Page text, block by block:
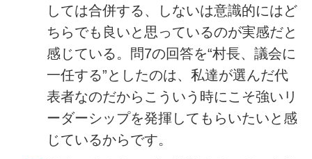
しては合併する、しないは意識的にはど
ちらでも良いと思っているのが実感だと
感じている。問7の回答を“村長、議会に
一任する”としたのは、私達が選んだ代
表者なのだからこういう時にこそ強いリ
ーダーシップを発揮してもらいたいと感
じているからです。